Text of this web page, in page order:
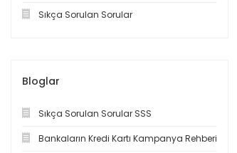
Sıkça Sorulan Sorular
Bloglar
Sıkça Sorulan Sorular SSS
Bankaların Kredi Kartı Kampanya Rehberi